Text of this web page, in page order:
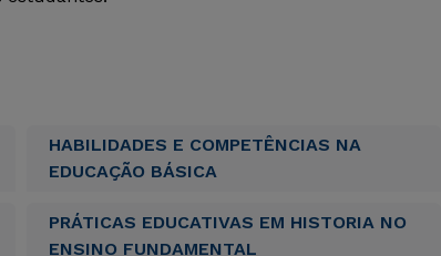
HABILIDADES E COMPETÊNCIAS NA
EDUCAÇÃO BÁSICA
PRÁTICAS EDUCATIVAS EM HISTORIA NO
ENSINO FUNDAMENTAL